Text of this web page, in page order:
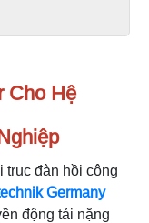
Cho Hệ
trục đàn hồi công
Germany
động tải nặng